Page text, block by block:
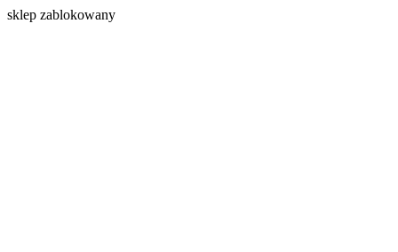
sklep zablokowany